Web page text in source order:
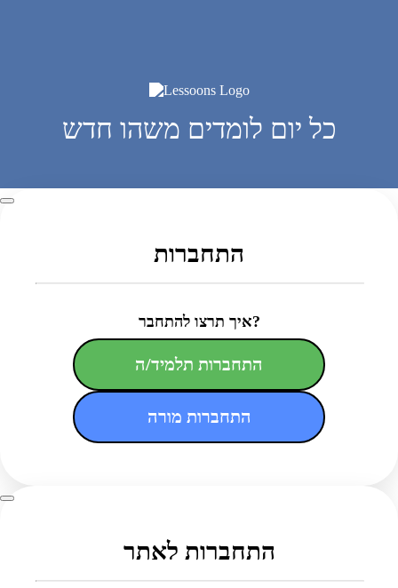
כל יום לומדים משהו חדש
התחברות
איך תרצו להתחבר?
התחברות תלמיד/ה
התחברות מורה
התחברות לאתר